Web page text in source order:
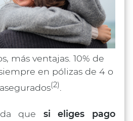
más ventajas. 10% de
en pólizas de 4 o
(2).
que si eliges pago